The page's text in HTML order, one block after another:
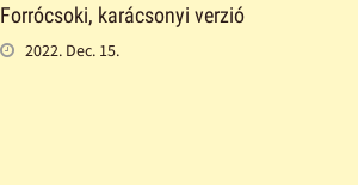
Forrócsoki, karácsonyi verzió
2022. Dec. 15.